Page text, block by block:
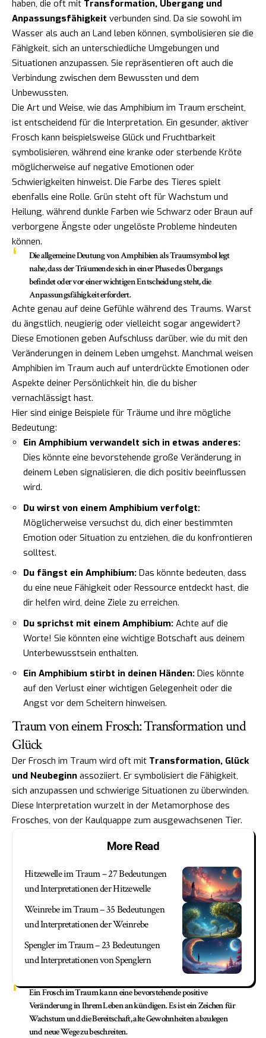
haben, die oft mit Transformation, Übergang und
Anpassungsfähigkeit verbunden sind. Da sie sowohl im
Wasser als auch an Land leben können, symbolisieren sie die
Fähigkeit, sich an unterschiedliche Umgebungen und
Situationen anzupassen. Sie repräsentieren oft auch die
Verbindung zwischen dem Bewussten und dem
Unbewussten.
Die Art und Weise, wie das Amphibium im Traum erscheint,
ist entscheidend für die Interpretation. Ein gesunder, aktiver
Frosch kann beispielsweise Glück und Fruchtbarkeit
symbolisieren, während eine kranke oder sterbende Kröte
möglicherweise auf negative Emotionen oder
Schwierigkeiten hinweist. Die Farbe des Tieres spielt
ebenfalls eine Rolle. Grün steht oft für Wachstum und
Heilung, während dunkle Farben wie Schwarz oder Braun auf
verborgene Ängste oder ungelöste Probleme hindeuten
können.
Die allgemeine Deutung von Amphibien als Traumsymbol legt
nahe, dass der Träumende sich in einer Phase des Übergangs
befindet oder vor einer wichtigen Entscheidung steht, die
Anpassungsfähigkeit erfordert.
Achte genau auf deine Gefühle während des Traums. Warst
du ängstlich, neugierig oder vielleicht sogar angewidert?
Diese Emotionen geben Aufschluss darüber, wie du mit den
Veränderungen in deinem Leben umgehst. Manchmal weisen
Amphibien im Traum auch auf unterdrückte Emotionen oder
Aspekte deiner Persönlichkeit hin, die du bisher
vernachlässigt hast.
Hier sind einige Beispiele für Träume und ihre mögliche
Bedeutung:
Ein Amphibium verwandelt sich in etwas anderes:
Dies könnte eine bevorstehende große Veränderung in
deinem Leben signalisieren, die dich positiv beeinflussen
wird.
Du wirst von einem Amphibium verfolgt:
Möglicherweise versuchst du, dich einer bestimmten
Emotion oder Situation zu entziehen, die du konfrontieren
solltest.
Du fängst ein Amphibium: Das könnte bedeuten, dass
du eine neue Fähigkeit oder Ressource entdeckt hast, die
dir helfen wird, deine Ziele zu erreichen.
Du sprichst mit einem Amphibium: Achte auf die
Worte! Sie könnten eine wichtige Botschaft aus deinem
Unterbewusstsein enthalten.
Ein Amphibium stirbt in deinen Händen: Dies könnte
auf den Verlust einer wichtigen Gelegenheit oder die
Angst vor dem Scheitern hinweisen.
Traum von einem Frosch: Transformation und
Glück
Der Frosch im Traum wird oft mit Transformation, Glück
und Neubeginn assoziiert. Er symbolisiert die Fähigkeit,
sich anzupassen und schwierige Situationen zu überwinden.
Diese Interpretation wurzelt in der Metamorphose des
Frosches, von der Kaulquappe zum ausgewachsenen Tier.
More Read
Hitzewelle im Traum – 27 Bedeutungen
und Interpretationen der Hitzewelle
Weinrebe im Traum – 35 Bedeutungen
und Interpretationen der Weinrebe
Spengler im Traum – 23 Bedeutungen
und Interpretationen von Spenglern
Ein Frosch im Traum kann eine bevorstehende positive
Veränderung in Ihrem Leben ankündigen. Es ist ein Zeichen für
Wachstum und die Bereitschaft, alte Gewohnheiten abzulegen
und neue Wege zu beschreiten.